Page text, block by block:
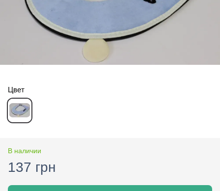
Цвет
В наличии
137 грн